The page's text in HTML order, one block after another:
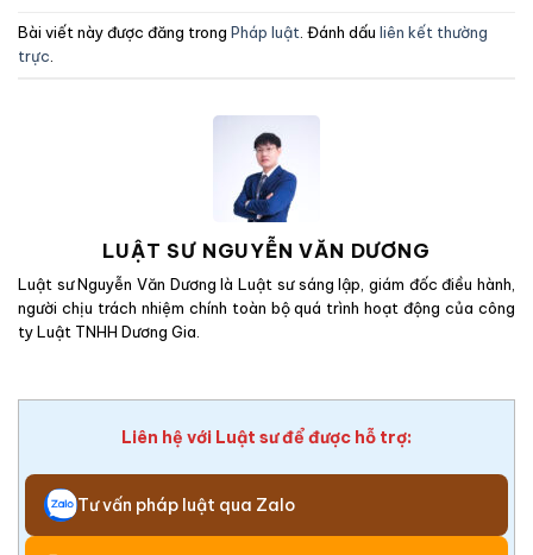
Bài viết này được đăng trong Pháp luật. Đánh dấu liên kết thường
trực.
LUẬT SƯ NGUYỄN VĂN DƯƠNG
Luật sư Nguyễn Văn Dương là Luật sư sáng lập, giám đốc điều hành,
người chịu trách nhiệm chính toàn bộ quá trình hoạt động của công
ty Luật TNHH Dương Gia.
Liên hệ với Luật sư để được hỗ trợ:
Tư vấn pháp luật qua Zalo